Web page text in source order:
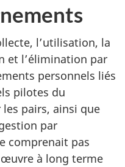
l’utilisation, la
et l’élimination par
personnels liés
pilotes du
pairs, ainsi que
par
comprenait pas
œuvre à long terme